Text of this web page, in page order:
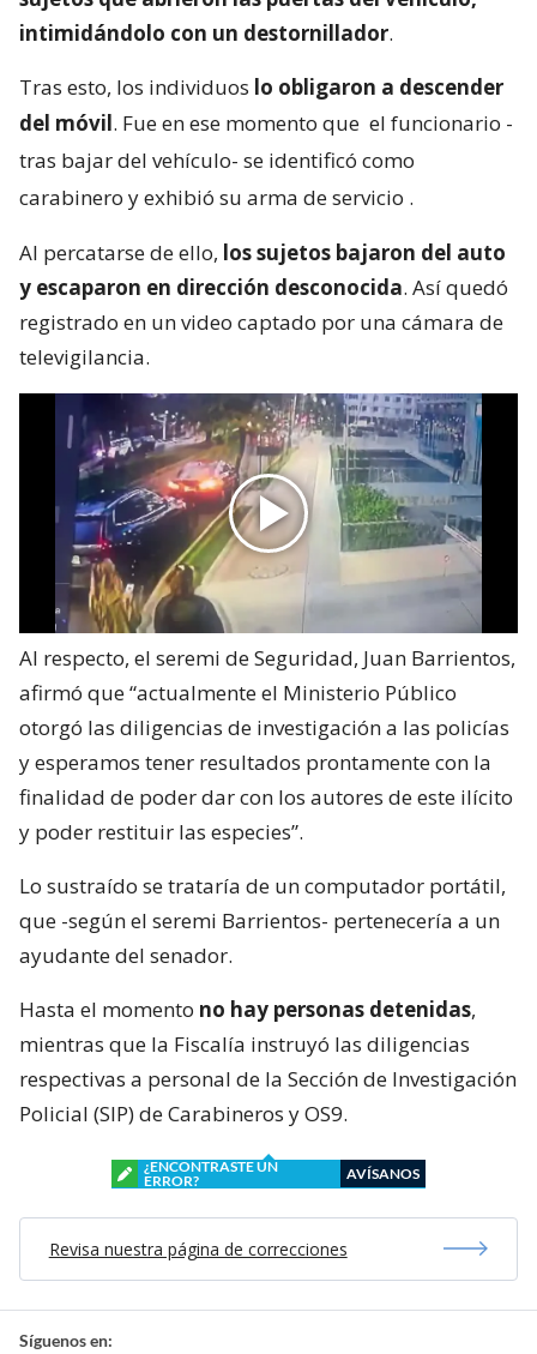
intimidándolo con un destornillador.
Tras esto, los individuos lo obligaron a descender
del móvil. Fue en ese momento que el funcionario -
tras bajar del vehículo- se identificó como
carabinero y exhibió su arma de servicio .
Al percatarse de ello, los sujetos bajaron del auto
y escaparon en dirección desconocida. Así quedó
registrado en un video captado por una cámara de
televigilancia.
Al respecto, el seremi de Seguridad, Juan Barrientos,
afirmó que “actualmente el Ministerio Público
otorgó las diligencias de investigación a las policías
y esperamos tener resultados prontamente con la
finalidad de poder dar con los autores de este ilícito
y poder restituir las especies”.
Lo sustraído se trataría de un computador portátil,
que -según el seremi Barrientos- pertenecería a un
ayudante del senador.
Hasta el momento no hay personas detenidas,
mientras que la Fiscalía instruyó las diligencias
respectivas a personal de la Sección de Investigación
Policial (SIP) de Carabineros y OS9.
¿ENCONTRASTE UN
ERROR?
AVÍSANOS
Revisa nuestra página de correcciones
Síguenos en: